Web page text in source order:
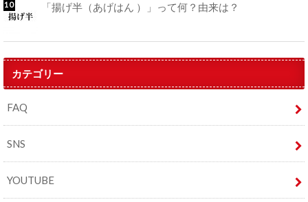
「揚げ半（あげはん ）」って何？由来は？
カテゴリー
FAQ
SNS
YOUTUBE